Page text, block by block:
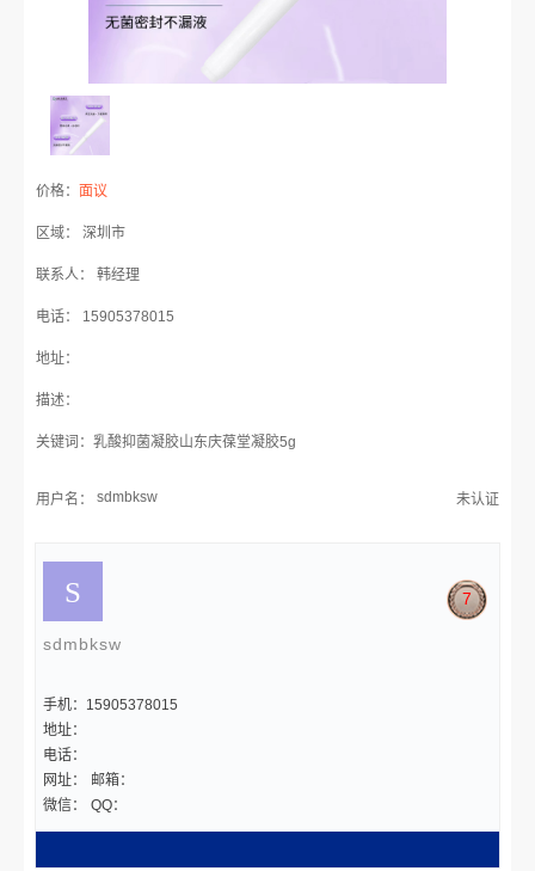
价格： 面议
区域： 深圳市
联系人： 韩经理
电话： 15905378015
地址：
描述：
关键词：乳酸抑菌凝胶山东庆葆堂凝胶5g
用户名： sdmbksw 未认证
sdmbksw
7
手机：15905378015
地址：
电话：
网址：
邮箱：
微信：
QQ：